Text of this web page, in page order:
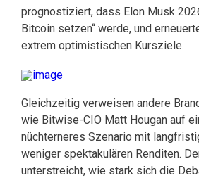
prognostiziert, dass Elon Musk
Bitcoin setzen“ werde, und
extrem optimistischen Kursziele.
Gleichzeitig verweisen andere
wie Bitwise-CIO Matt Hougan auf
nüchterneres Szenario mit
weniger spektakulären Renditen.
unterstreicht, wie stark sich die